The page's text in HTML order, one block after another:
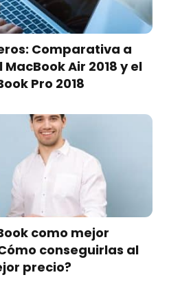
Comparativa a
Air 2018 y el
Pro 2018
como mejor
conseguirlas al
precio?